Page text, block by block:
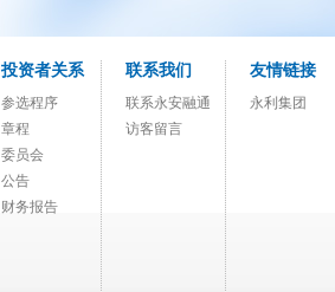
投资者关系
参选程序
章程
委员会
公告
财务报告
联系我们
联系永安融通
访客留言
友情链接
永利集团